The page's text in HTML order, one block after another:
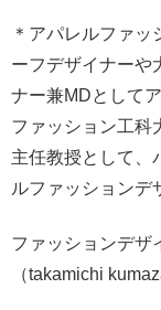
＊アパレルファ
ーフデザイナーや
ナー兼MDとして
ファッション工科
主任教授として、
ルファッションデ
ファッションデザ
（takamichi